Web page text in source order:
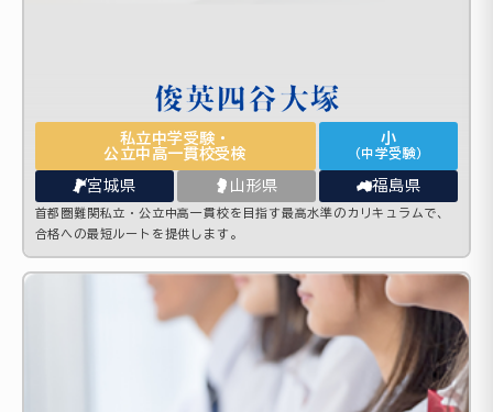
私立中学受験・
公立中高一貫校受検
小
（中学受験）
宮城県 山形県 福島県
首都圏難関私立・公立中高一貫校を目指す最高水準のカリキュラムで、
合格への最短ルートを提供します。